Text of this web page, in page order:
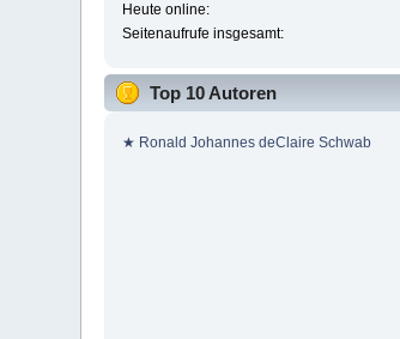
Heute online:
Seitenaufrufe insgesamt:
Top 10 Autoren
★ Ronald Johannes deClaire Schwab